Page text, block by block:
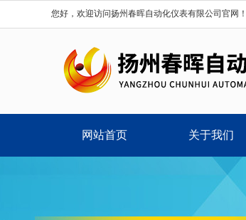
您好，欢迎访问扬州春晖自动化仪表有限公司官网！
网站首页 关于我们